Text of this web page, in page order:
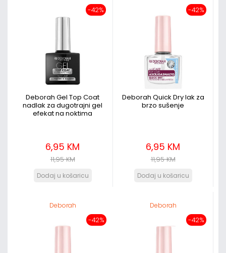
-42%
Deborah Gel Top Coat
nadlak za dugotrajni gel
efekat na noktima
6,95 KM
11,95 KM
-42%
Deborah Quick Dry lak za
brzo sušenje
6,95 KM
11,95 KM
Deborah
-42%
Deborah
-42%